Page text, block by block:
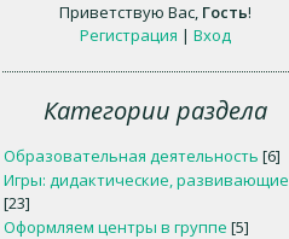
Приветствую Вас, Гость!
Регистрация |Вход
Категории раздела
Образовательная деятельность [6]
Игры: дидактические, развивающие
[23]
Оформляем центры в группе [5]